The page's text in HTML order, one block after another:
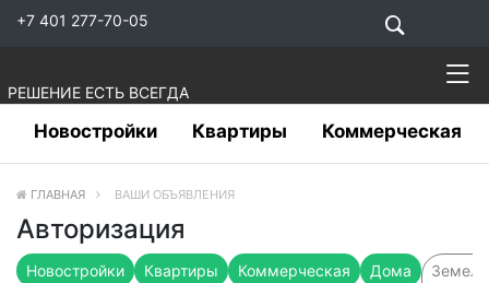
+7 401 277-70-05
РЕШЕНИЕ ЕСТЬ ВСЕГДА
Новостройки Квартиры Коммерческая
ГЛАВНАЯ ВАШИ ОБЪЯВЛЕНИЯ
Авторизация
Новостройки Квартиры Коммерческая Дома